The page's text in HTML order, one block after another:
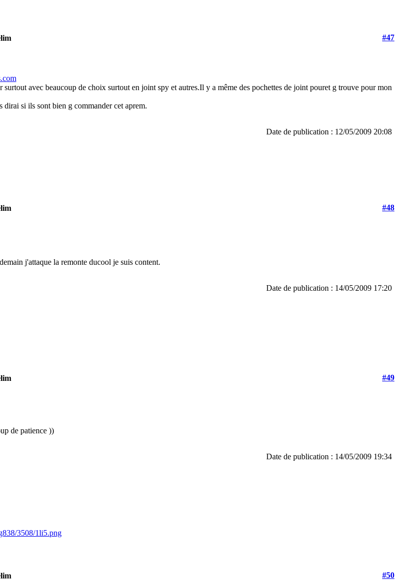
#47
surtout avec beaucoup de choix surtout en joint spy et autres.Il y a même des pochettes de joint pouret g trouve pour mon
dirai si ils sont bien g commander cet aprem.
Date de publication : 12/05/2009 20:08
#48
j'attaque la remonte ducool je suis content.
Date de publication : 14/05/2009 17:20
#49
de patience ))
Date de publication : 14/05/2009 19:34
3508/1li5.png
#50